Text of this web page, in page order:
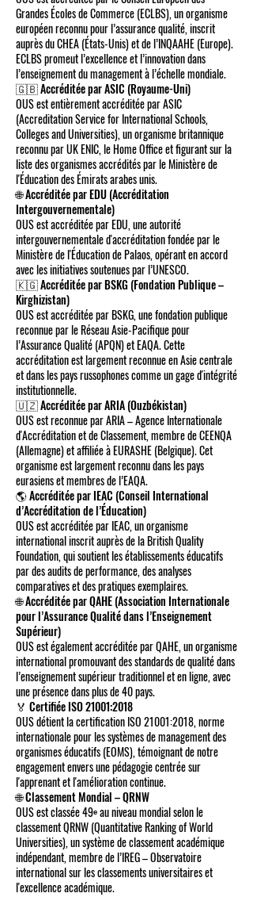
Grandes Écoles de Commerce (ECLBS), un organisme
européen reconnu pour l’assurance qualité, inscrit
auprès du CHEA (États-Unis) et de l’INQAAHE (Europe).
ECLBS promeut l’excellence et l’innovation dans
l’enseignement du management à l’échelle mondiale.
🇬🇧 Accréditée par ASIC (Royaume-Uni)
OUS est entièrement accréditée par ASIC
(Accreditation Service for International Schools,
Colleges and Universities), un organisme britannique
reconnu par UK ENIC, le Home Office et figurant sur la
liste des organismes accrédités par le Ministère de
l'Éducation des Émirats arabes unis.
🌐 Accréditée par EDU (Accréditation
Intergouvernementale)
OUS est accréditée par EDU, une autorité
intergouvernementale d'accréditation fondée par le
Ministère de l'Éducation de Palaos, opérant en accord
avec les initiatives soutenues par l’UNESCO.
🇰🇬 Accréditée par BSKG (Fondation Publique –
Kirghizistan)
OUS est accréditée par BSKG, une fondation publique
reconnue par le Réseau Asie-Pacifique pour
l’Assurance Qualité (APQN) et EAQA. Cette
accréditation est largement reconnue en Asie centrale
et dans les pays russophones comme un gage d'intégrité
institutionnelle.
🇺🇿 Accréditée par ARIA (Ouzbékistan)
OUS est reconnue par ARIA – Agence Internationale
d'Accréditation et de Classement, membre de CEENQA
(Allemagne) et affiliée à EURASHE (Belgique). Cet
organisme est largement reconnu dans les pays
eurasiens et membres de l’EAQA.
🌎 Accréditée par IEAC (Conseil International
d’Accréditation de l’Éducation)
OUS est accréditée par IEAC, un organisme
international inscrit auprès de la British Quality
Foundation, qui soutient les établissements éducatifs
par des audits de performance, des analyses
comparatives et des pratiques exemplaires.
🌐 Accréditée par QAHE (Association Internationale
pour l’Assurance Qualité dans l’Enseignement
Supérieur)
OUS est également accréditée par QAHE, un organisme
international promouvant des standards de qualité dans
l’enseignement supérieur traditionnel et en ligne, avec
une présence dans plus de 40 pays.
🏅 Certifiée ISO 21001:2018
OUS détient la certification ISO 21001:2018, norme
internationale pour les systèmes de management des
organismes éducatifs (EOMS), témoignant de notre
engagement envers une pédagogie centrée sur
l'apprenant et l'amélioration continue.
🌐 Classement Mondial – QRNW
OUS est classée 49ᵉ au niveau mondial selon le
classement QRNW (Quantitative Ranking of World
Universities), un système de classement académique
indépendant, membre de l’IREG – Observatoire
international sur les classements universitaires et
l'excellence académique.